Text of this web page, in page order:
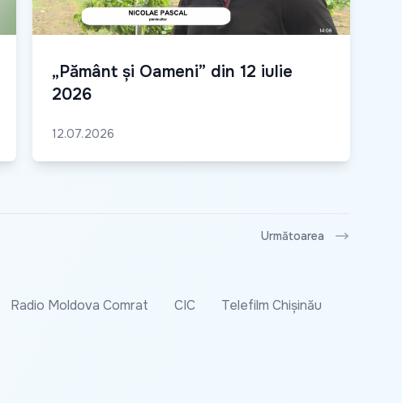
„Pământ și Oameni” din 12 iulie
2026
12.07.2026
Următoarea
Radio Moldova Comrat CIC
Telefilm Chișinău